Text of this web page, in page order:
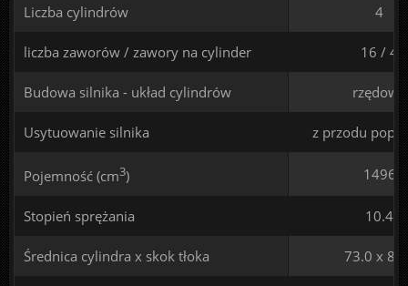
Liczba cylindrów 4
liczba zaworów / zawory na cylinder 16 / 4
Budowa silnika - układ cylindrów rzędowy
Usytuowanie silnika z przodu
Pojemność (cm3) 1496
Stopień sprężania 10.4
Średnica cylindra x skok tłoka 73.0 x